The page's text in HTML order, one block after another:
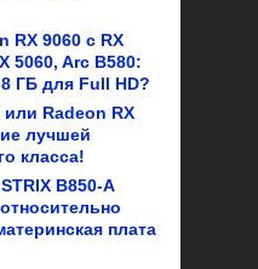
RX 9060 с RX
5060, Arc B580:
ГБ для Full HD?
или Radeon RX
лучшей
класса!
B850-A
плата